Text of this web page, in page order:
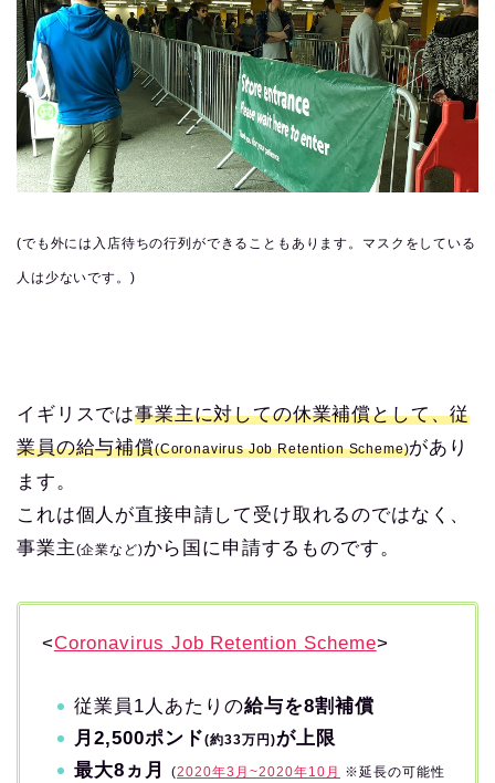
(でも外には入店待ちの行列ができることもあります。マスクをしている
人は少ないです。)
イギリスでは事業主に対しての休業補償として、従
業員の給与補償(Coronavirus Job Retention Scheme)があり
ます。
これは個人が直接申請して受け取れるのではなく、
事業主(企業など)から国に申請するものです。
<Coronavirus Job Retention Scheme>
従業員1人あたりの給与を8割補償
月2,500ポンド(約33万円)が上限
最大8ヵ月
(2020年3月~2020年10月
※延長の可能性